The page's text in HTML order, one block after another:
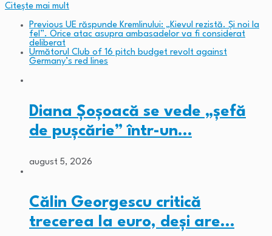
Citeşte mai mult
Previous UE răspunde Kremlinului: „Kievul rezistă. Și noi la
fel”. Orice atac asupra ambasadelor va fi considerat
deliberat
Următorul Club of 16 pitch budget revolt against
Germany’s red lines
Diana Șoșoacă se vede „șefă
de pușcărie” într-un…
august 5, 2026
Călin Georgescu critică
trecerea la euro, deși are…